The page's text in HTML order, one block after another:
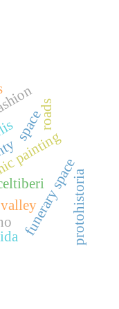
painting
space
funerary spaceprotohistoria
roads